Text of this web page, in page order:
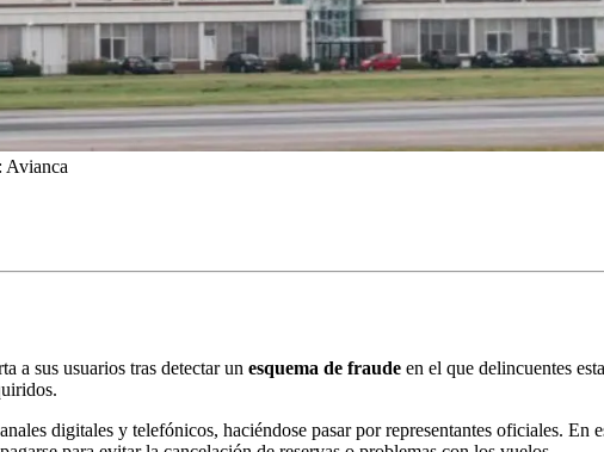
Avianca
a sus usuarios tras detectar un esquema de fraude en el que delincuentes
digitales y telefónicos, haciéndose pasar por representantes oficiales. En